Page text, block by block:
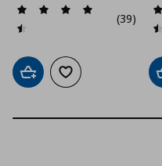
(39)
Προσθήκη στο καλάθι
Προσθήκη στα